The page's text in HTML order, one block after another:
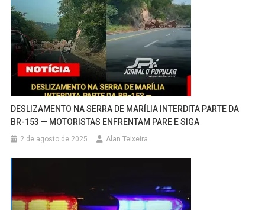
DESLIZAMENTO NA SERRA DE MARÍLIA INTERDITA PARTE DA
BR-153 — MOTORISTAS ENFRENTAM PARE E SIGA
2 de agosto de 2025 Alan Teixeira